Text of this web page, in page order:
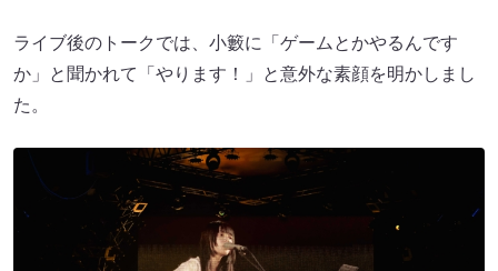
ライブ後のトークでは、小籔に「ゲームとかやるんです
か」と聞かれて「やります！」と意外な素顔を明かしまし
た。